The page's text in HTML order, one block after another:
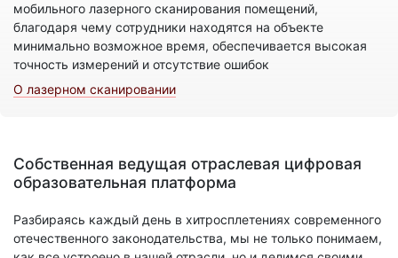
мобильного лазерного сканирования помещений,
благодаря чему сотрудники находятся на объекте
минимально возможное время, обеспечивается высокая
точность измерений и отсутствие ошибок
О лазерном сканировании
Собственная ведущая отраслевая цифровая
образовательная платформа
Разбираясь каждый день в хитросплетениях современного
отечественного законодательства, мы не только понимаем,